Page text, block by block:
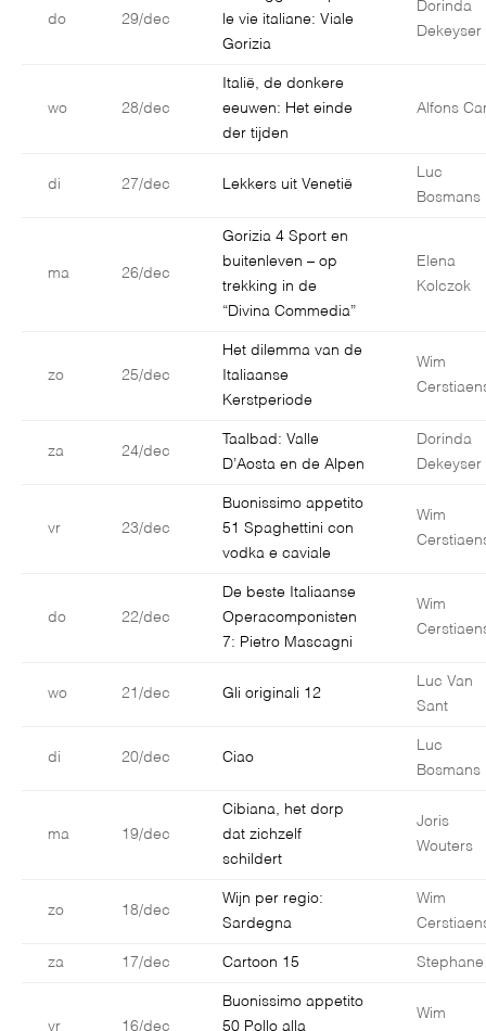
do 29/dec
le vie italiane: Viale
Gorizia
Dorinda
Dekeyser
wo 28/dec
Italië, de donkere
eeuwen: Het einde
der tijden
Alfons
di 27/dec Lekkers uit Venetië
Luc
Bosmans
ma 26/dec
Gorizia 4 Sport en
buitenleven – op
trekking in de
“Divina Commedia”
Elena
Kolczok
zo 25/dec
Het dilemma van de
Italiaanse
Kerstperiode
Wim
za 24/dec
Taalbad: Valle
D’Aosta en de Alpen
Dorinda
Dekeyser
vr 23/dec
Buonissimo appetito
51 Spaghettini con
vodka e caviale
Wim
do 22/dec
De beste Italiaanse
Operacomponisten
7: Pietro Mascagni
Wim
wo 21/dec Gli originali 12
Luc Van
Sant
di 20/dec Ciao
Luc
Bosmans
ma 19/dec
Cibiana, het dorp
dat zichzelf
schildert
Joris
Wouters
zo 18/dec
Wijn per regio:
Sardegna
Wim
za 17/dec Cartoon 15 Stephane
vr 16/dec
Buonissimo appetito
50 Pollo alla
Wim